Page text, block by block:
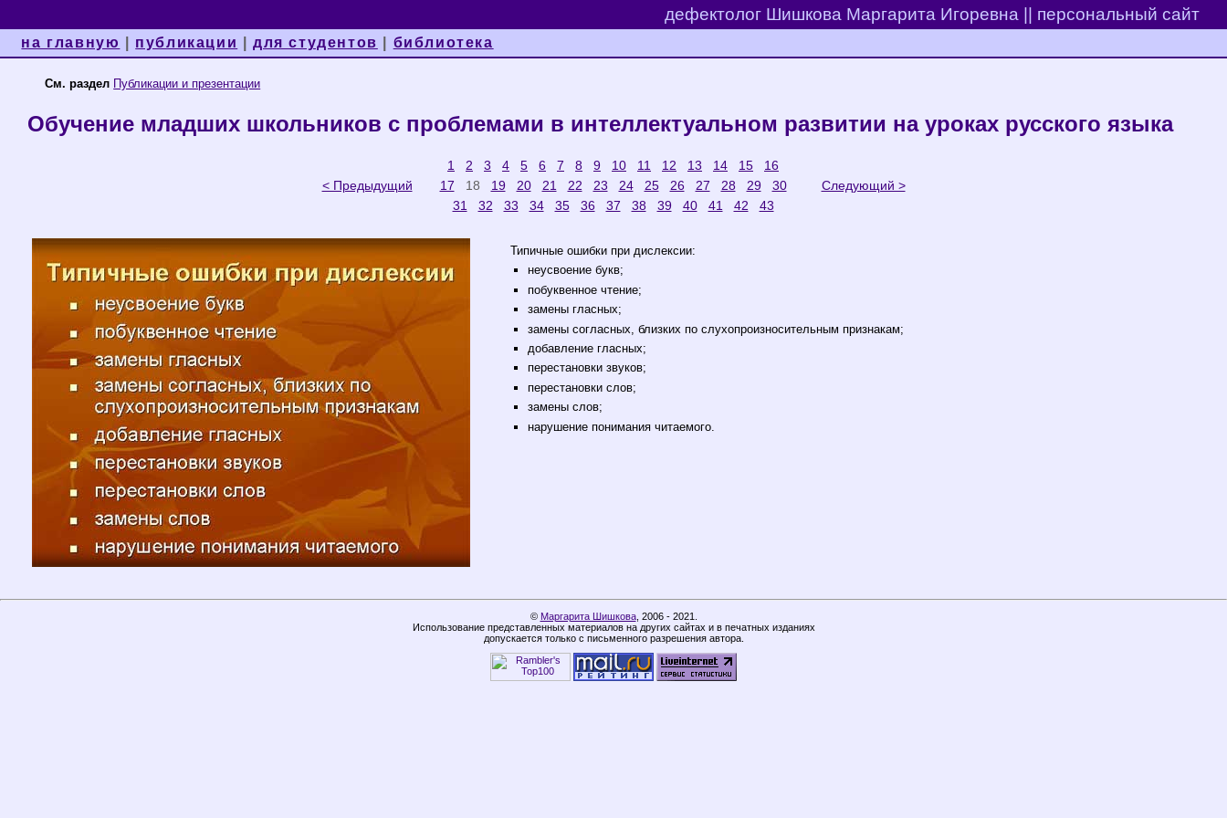
дефектолог Шишкова Маргарита Игоревна || персональный сайт
на главную публикации |для студентов библиотека
См. раздел Публикации и презентации
Обучение младших школьников с проблемами в интеллектуальном развитии на уроках русского языка
< Предыдущий
1 2 3 4 5 6 7 8 9 10 11 12 13 14 15
16
Следующий >
17 18 19 20 21 22 23 24 25 26 27 28 29
30
31
32 33 34 35 36 37 38 39 40 41 42 43
Типичные ошибки при дислексии:
неусвоение букв;
побуквенное чтение;
замены гласных;
замены согласных, близких по слухопроизносительным признакам;
добавление гласных;
перестановки звуков;
перестановки слов;
замены слов;
нарушение понимания читаемого.
© Маргарита Шишкова, 2006 - 2021.
Использование представленных материалов на других сайтах и в печатных изданиях
допускается только с письменного разрешения автора.